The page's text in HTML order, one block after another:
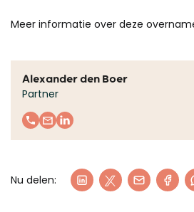
Meer informatie over deze
Alexander den Boer
Partner
Nu delen: